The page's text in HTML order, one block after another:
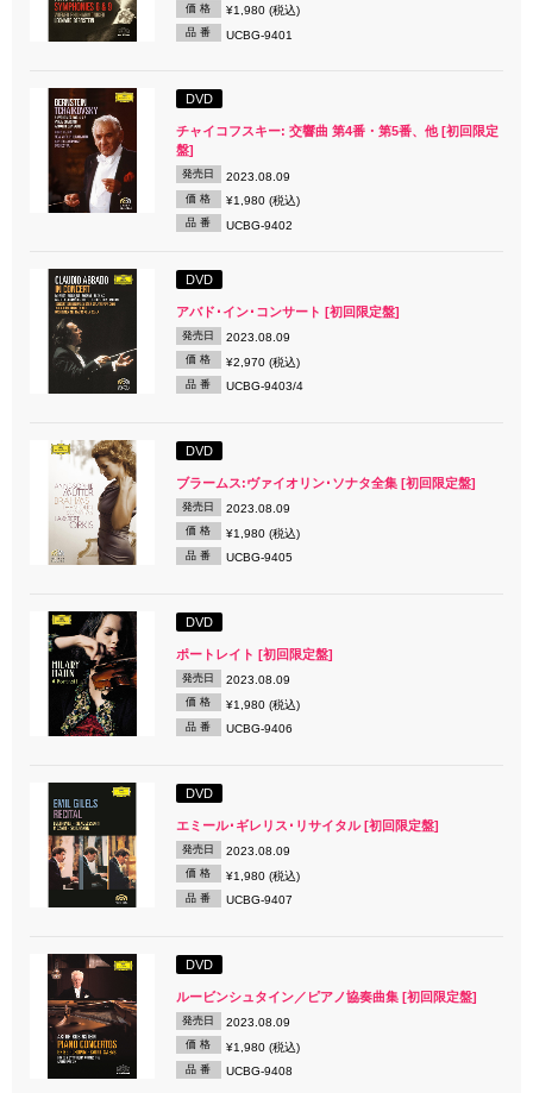
価 格 ¥1,980 (税込)
品 番 UCBG-9401
DVD
チャイコフスキー: 交響曲 第4番・第5番、他 [初回限定
盤]
発売日 2023.08.09
価 格 ¥1,980 (税込)
品 番 UCBG-9402
DVD
アバド･イン･コンサート [初回限定盤]
発売日 2023.08.09
価 格 ¥2,970 (税込)
品 番 UCBG-9403/4
DVD
ブラームス:ヴァイオリン･ソナタ全集 [初回限定盤]
発売日 2023.08.09
価 格 ¥1,980 (税込)
品 番 UCBG-9405
DVD
ポートレイト [初回限定盤]
発売日 2023.08.09
価 格 ¥1,980 (税込)
品 番 UCBG-9406
DVD
エミール･ギレリス･リサイタル [初回限定盤]
発売日 2023.08.09
価 格 ¥1,980 (税込)
品 番 UCBG-9407
DVD
ルービンシュタイン／ピアノ協奏曲集 [初回限定盤]
発売日 2023.08.09
価 格 ¥1,980 (税込)
品 番 UCBG-9408